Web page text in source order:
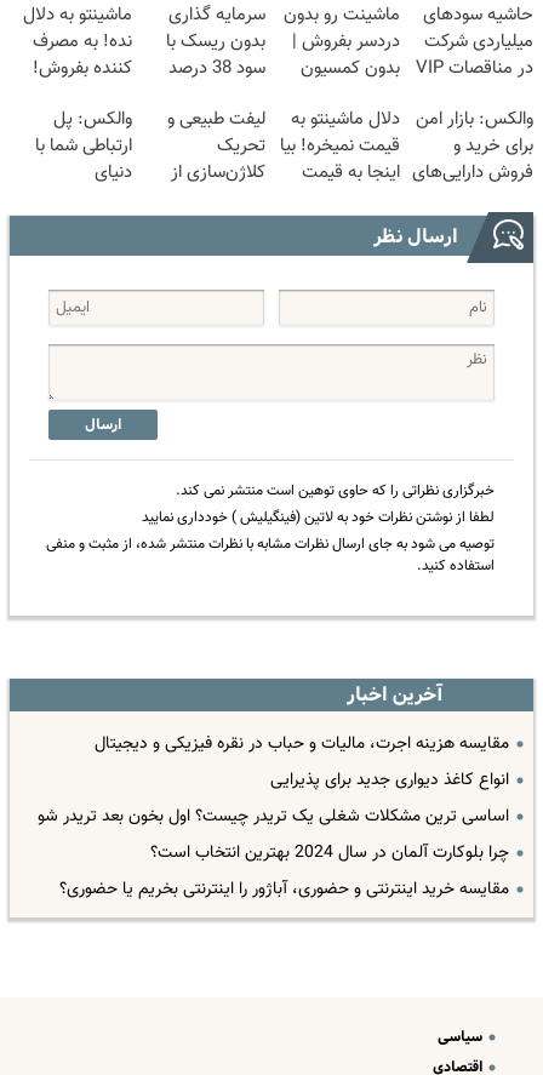
حاشیه سودهای
میلیاردی شرکت
در مناقصات VIP
تندر
ماشینت رو بدون
دردسر بفروش |
بدون کمسیون
سرمایه گذاری
بدون ریسک با
سود 38 درصد
ماشینتو به دلال
نده! به مصرف
کننده بفروش!
یک تماس
والکس: بازار امن
برای خرید و
فروش دارایی‌های
دلال ماشینتو به
قیمت نمیخره! بیا
اینجا به قیمت
خریدار واقعی*
لیفت طبیعی و
تحریک
کلاژن‌سازی از
✅ جوان شو
والکس: پل
ارتباطی شما با
دنیای
ارسال نظر
ارسال
خبرگزاری نظراتی را که حاوی توهین است منتشر نمی کند.
لطفا از نوشتن نظرات خود به لاتین (فینگیلیش ) خودداری نمایید
توصیه می شود به جای ارسال نظرات مشابه با نظرات منتشر شده، از مثبت و منفی
استفاده کنید.
آخرین اخبار
مقایسه هزینه اجرت، مالیات و حباب در نقره فیزیکی و دیجیتال
انواع کاغذ دیواری جدید برای پذیرایی
اساسی ترین مشکلات شغلی یک تریدر چیست؟ اول بخون بعد تریدر شو
چرا بلوکارت آلمان در سال 2024 بهترین انتخاب است؟
مقایسه خرید اینترنتی و حضوری، آباژور را اینترنتی بخریم یا حضوری؟
سیاسی
اقتصادی